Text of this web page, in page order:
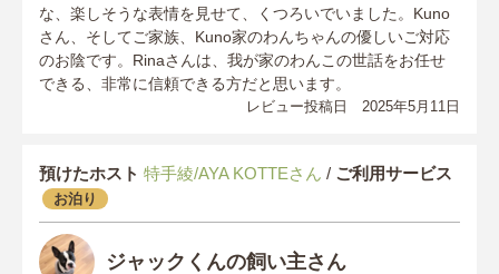
な、楽しそうな表情を見せて、くつろいでいました。Kuno
さん、そしてご家族、Kuno家のわんちゃんの優しいご対応
のお陰です。Rinaさんは、我が家のわんこの世話をお任せ
できる、非常に信頼できる方だと思います。
レビュー投稿日 2025年5月11日
預けたホスト 特手綾/AYA KOTTEさん / ご利用サービス
お泊り
ジャックくんの飼い主さん